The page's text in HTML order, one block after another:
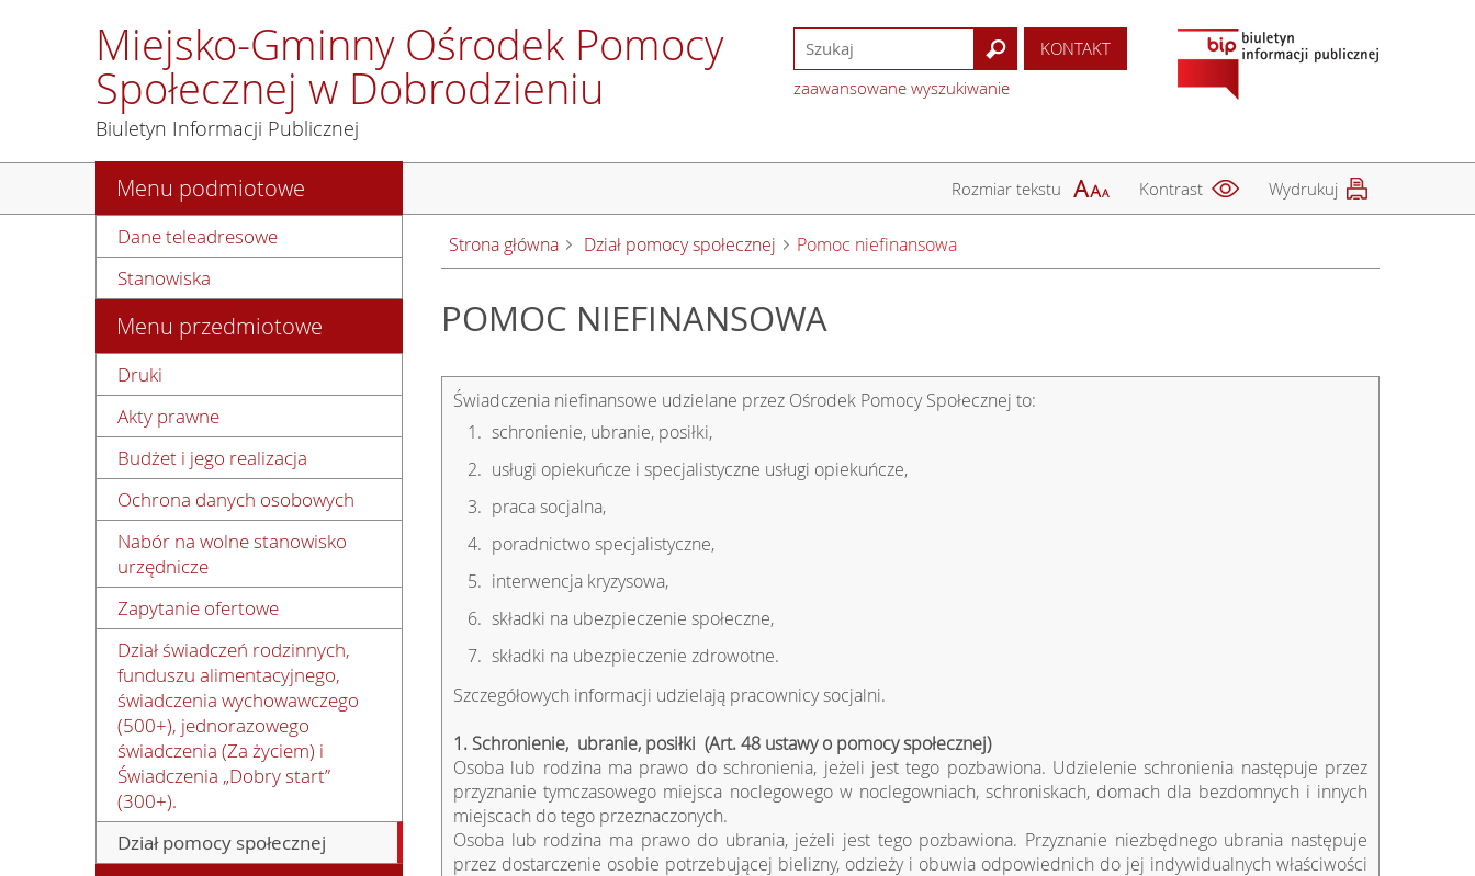
Miejsko-Gminny Ośrodek Pomocy
Społecznej w Dobrodzieniu
Biuletyn Informacji Publicznej
zaawansowane wyszukiwanie
KONTAKT
Rozmiar tekstu Kontrast Wydrukuj
Menu podmiotowe
Dane teleadresowe
Stanowiska
Menu przedmiotowe
Druki
Akty prawne
Budżet i jego realizacja
Ochrona danych osobowych
Nabór na wolne stanowisko
urzędnicze
Zapytanie ofertowe
Dział świadczeń rodzinnych,
funduszu alimentacyjnego,
świadczenia wychowawczego
(500+), jednorazowego
świadczenia (Za życiem) i
Świadczenia „Dobry start”
(300+).
Dział pomocy społecznej
Strona główna Dział pomocy społecznej Pomoc niefinansowa
POMOC NIEFINANSOWA
Świadczenia niefinansowe udzielane przez Ośrodek Pomocy Społecznej to:
schronienie, ubranie, posiłki,
usługi opiekuńcze i specjalistyczne usługi opiekuńcze,
praca socjalna,
poradnictwo specjalistyczne,
interwencja kryzysowa,
składki na ubezpieczenie społeczne,
składki na ubezpieczenie zdrowotne.
Szczegółowych informacji udzielają pracownicy socjalni.
1. Schronienie, ubranie, posiłki (Art. 48 ustawy o pomocy społecznej)
Osoba lub rodzina ma prawo do schronienia, jeżeli jest tego pozbawiona. Udzielenie schronienia następuje przez
przyznanie tymczasowego miejsca noclegowego w noclegowniach, schroniskach, domach dla bezdomnych i innych
miejscach do tego przeznaczonych.
Osoba lub rodzina ma prawo do ubrania, jeżeli jest tego pozbawiona. Przyznanie niezbędnego ubrania następuje
przez dostarczenie osobie potrzebującej bielizny, odzieży i obuwia odpowiednich do jej indywidualnych właściwości